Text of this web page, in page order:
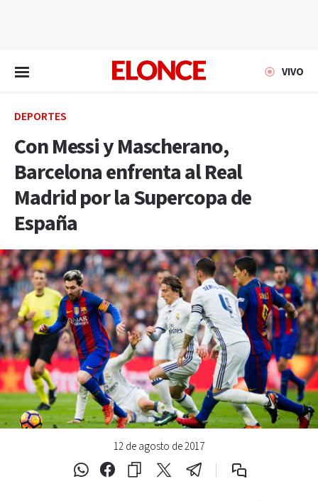
VIVO
DEPORTES
Con Messi y Mascherano,
Barcelona enfrenta al Real
Madrid por la Supercopa de
España
12 de agosto de 2017